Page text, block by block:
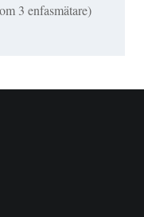
3 enfasmätare)